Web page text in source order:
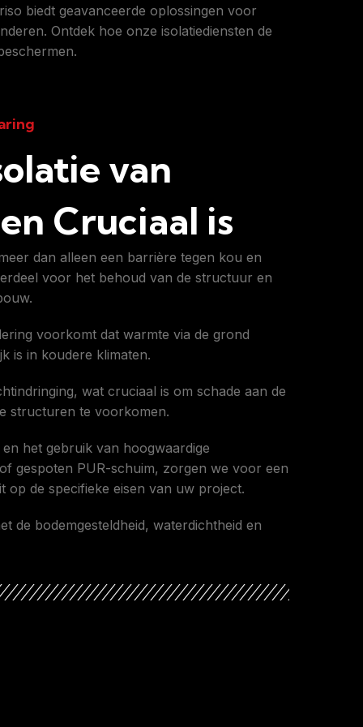
biedt geavanceerde oplossingen voor
Ontdek hoe onze isolatiediensten de
van
Cruciaal is
dan alleen een barrière tegen kou en
voor het behoud van de structuur en
voorkomt dat warmte via de grond
is in koudere klimaten.
wat cruciaal is om schade aan de
structuren te voorkomen.
het gebruik van hoogwaardige
gespoten PUR-schuim, zorgen we voor een
op de specifieke eisen van uw project.
de bodemgesteldheid, waterdichtheid en